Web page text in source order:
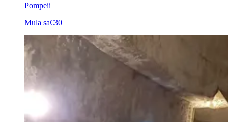
Pompeii
Mula sa€30